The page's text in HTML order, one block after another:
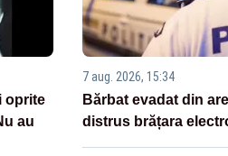
oprite
au
7 aug. 2026, 15:34
Bărbat evadat din
distrus brățara